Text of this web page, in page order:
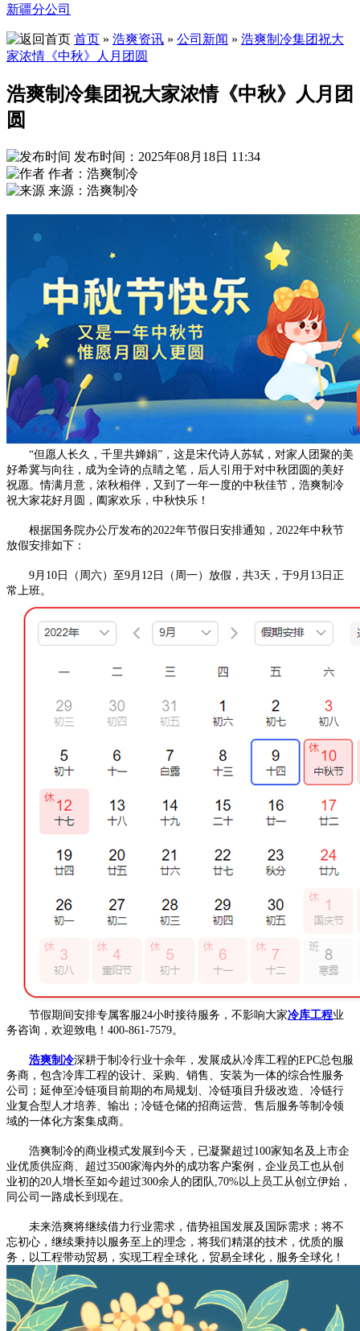
新疆分公司
首页 » 浩爽资讯 » 公司新闻 » 浩爽制冷集团祝大
家浓情《中秋》人月团圆
浩爽制冷集团祝大家浓情《中秋》人月团
圆
发布时间：2025年08月18日 11:34
作者：浩爽制冷
来源：浩爽制冷
“但愿人长久，千里共婵娟”，这是宋代诗人苏轼，对家人团聚的美
好希冀与向往，成为全诗的点睛之笔，后人引用于对中秋团圆的美好
祝愿。情满月意，浓秋相伴，又到了一年一度的中秋佳节，浩爽制冷
祝大家花好月圆，阖家欢乐，中秋快乐！
根据国务院办公厅发布的2022年节假日安排通知，2022年中秋节
放假安排如下：
9月10日（周六）至9月12日（周一）放假，共3天，于9月13日正
常上班。
节假期间安排专属客服24小时接待服务，不影响大家冷库工程业
务咨询，欢迎致电！400-861-7579。
浩爽制冷深耕于制冷行业十余年，发展成从冷库工程的EPC总包服
务商，包含冷库工程的设计、采购、销售、安装为一体的综合性服务
公司；延伸至冷链项目前期的布局规划、冷链项目升级改造、冷链行
业复合型人才培养、输出；冷链仓储的招商运营、售后服务等制冷领
域的一体化方案集成商。
浩爽制冷的商业模式发展到今天，已凝聚超过100家知名及上市企
业优质供应商、超过3500家海内外的成功客户案例，企业员工也从创
业初的20人增长至如今超过300余人的团队,70%以上员工从创立伊始，
同公司一路成长到现在。
未来浩爽将继续借力行业需求，借势祖国发展及国际需求；将不
忘初心，继续秉持以服务至上的理念，将我们精湛的技术，优质的服
务，以工程带动贸易，实现工程全球化，贸易全球化，服务全球化！